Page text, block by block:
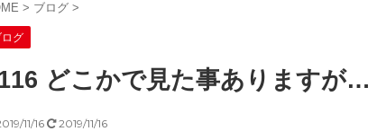
> ブログ >
ログ
どこかで見た事ありますが…
11/16 2019/11/16